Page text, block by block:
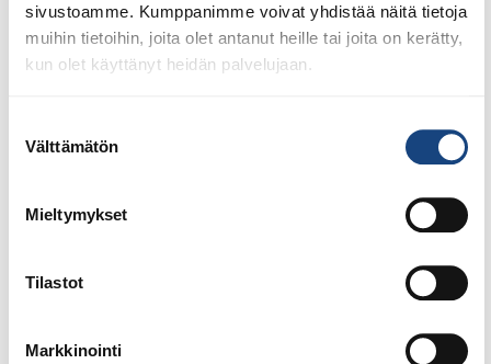
sivustoamme. Kumppanimme voivat yhdistää näitä tietoja
muihin tietoihin, joita olet antanut heille tai joita on kerätty,
kun olet käyttänyt heidän palvelujaan.
valinta
Välttämätön
Mieltymykset
Tilastot
Markkinointi
Pentti Vauhkoselle harvinainen